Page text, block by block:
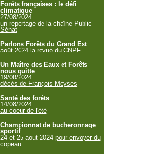
Forêts françaises : le défi
climatique
27/08/2024
un reportage de la chaîne Public
Sénat
Parlons Forêts du Grand Est
août 2024 la revue du CNPF
Un Maître des Eaux et Forêts
nous quitte
19/08/2024
décès de François Moyses
Santé des forêts
14/08/2024
au coeur de l'été
Championnat de bucheronnage
sportif
24 et 25 aout 2024 pour envoyer du
copeau